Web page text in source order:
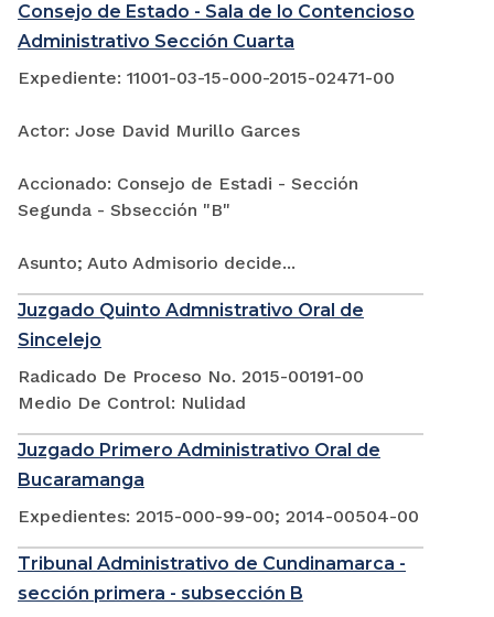
Consejo de Estado - Sala de lo Contencioso
Administrativo Sección Cuarta
Expediente: 11001-03-15-000-2015-02471-00
Actor: Jose David Murillo Garces
Accionado: Consejo de Estadi - Sección
Segunda - Sbsección "B"
Asunto; Auto Admisorio decide...
Juzgado Quinto Admnistrativo Oral de
Sincelejo
Radicado De Proceso No. 2015-00191-00
Medio De Control: Nulidad
Juzgado Primero Administrativo Oral de
Bucaramanga
Expedientes: 2015-000-99-00; 2014-00504-00
Tribunal Administrativo de Cundinamarca -
sección primera - subsección B